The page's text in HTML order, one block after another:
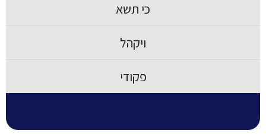
כי תשא
ויקהל
פקודי